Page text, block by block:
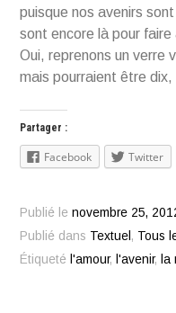
puisque nos avenirs
sont encore là pour faire
Oui, reprenons un verre
mais pourraient être
Partager :
Facebook Twitter
Publié lenovembre 25,
Publié dans Textuel , Tous
Étiqueté l'amour, l'avenir, la